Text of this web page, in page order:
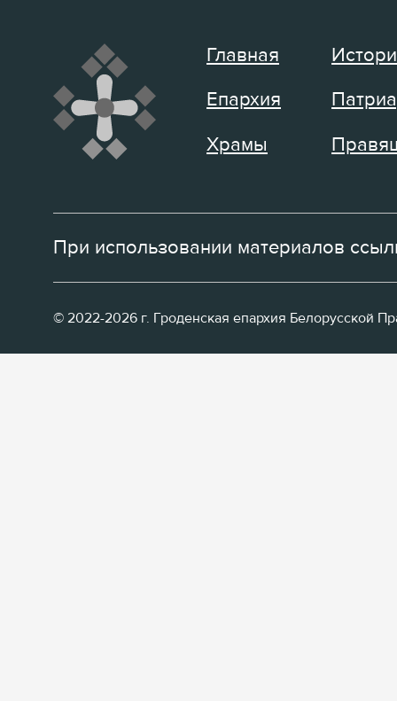
Главная
Епархия
Храмы
При использовании материалов
© 2022-2026 г. Гроденская епархия Белорусской